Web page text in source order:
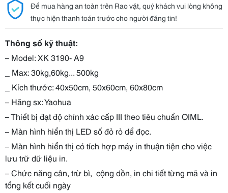
Để mua hàng an toàn trên Rao vặt, quý khách vui lòng không
thực hiện thanh toán trước cho người đăng tin!
Thông số kỹ thuật:
– Model: XK 3190- A9
_ Max: 30kg,60kg... 500kg
_ Kích thước: 40x50cm, 50x60cm, 60x80cm
– Hãng sx: Yaohua
– Thiết bị đạt độ chính xác cấp III theo tiêu chuẩn OIML.
– Màn hình hiển thị LED số đỏ rỏ dể đọc.
– Màn hình hiển thị có tích hợp máy in thuận tiện cho việc
lưu trữ dữ liệu in.
– Chức năng cân, trừ bì, cộng dồn, in chi tiết từng mã và in
tổng kết cuối ngày